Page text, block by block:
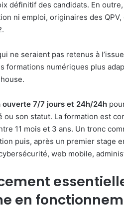
définitif des candidats. En
ni emploi, originaires des
ne seraient pas retenus à
formations numériques plus
ouverte 7/7 jours et 24h/24h
ou son statut. La formation est
11 mois et 3 ans. Un tronc
puis, après un premier stage
web mobile,
en